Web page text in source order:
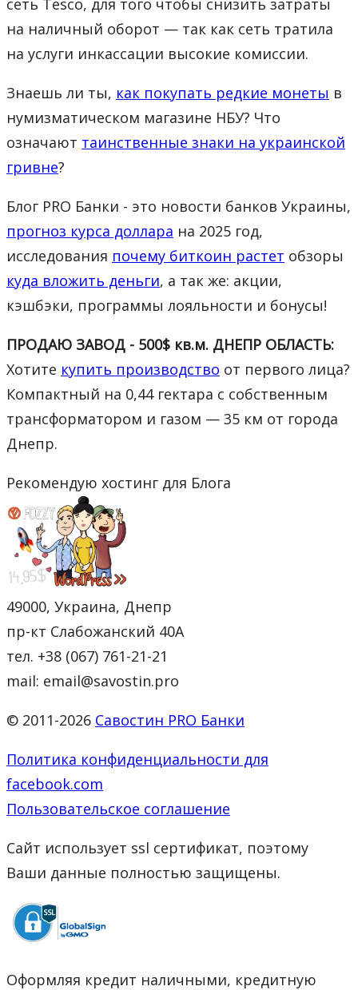
сеть Tesco, для того чтобы снизить затраты
на наличный оборот — так как сеть тратила
на услуги инкассации высокие комиссии.
Знаешь ли ты, как покупать редкие монеты в
нумизматическом магазине НБУ? Что
означают таинственные знаки на украинской
гривне?
Блог PRO Банки - это новости банков Украины,
прогноз курса доллара на 2025 год,
исследования почему биткоин растет обзоры
куда вложить деньги, а так же: акции,
кэшбэки, программы лояльности и бонусы!
ПРОДАЮ ЗАВОД - 500$ кв.м. ДНЕПР ОБЛАСТЬ:
Хотите купить производство от первого лица?
Компактный на 0,44 гектара с собственным
трансформатором и газом — 35 км от города
Днепр.
Рекомендую хостинг для Блога
49000, Украина, Днепр
пр-кт Слабожанский 40А
тел. +38 (067) 761-21-21
mail: email@savostin.pro
© 2011-2026 Савостин PRO Банки
Политика конфиденциальности для
facebook.com
Пользовательское соглашение
Сайт использует ssl сертификат, поэтому
Ваши данные полностью защищены.
Оформляя кредит наличными, кредитную